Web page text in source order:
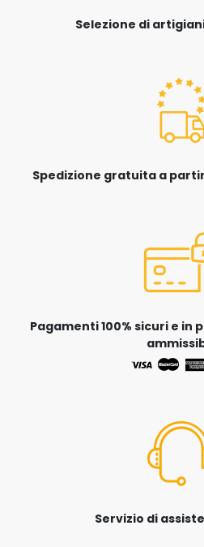
Selezione di
Spedizione gratuita a
Pagamenti 100% sicuri e in
Servizio di